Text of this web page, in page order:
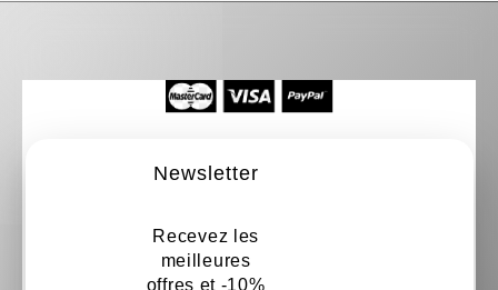
Newsletter
Recevez les
meilleures
offres et -10%